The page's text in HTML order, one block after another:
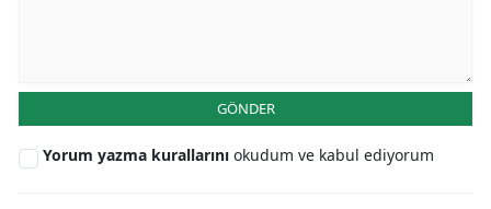
GÖNDER
Yorum yazma kurallarını okudum ve kabul ediyorum